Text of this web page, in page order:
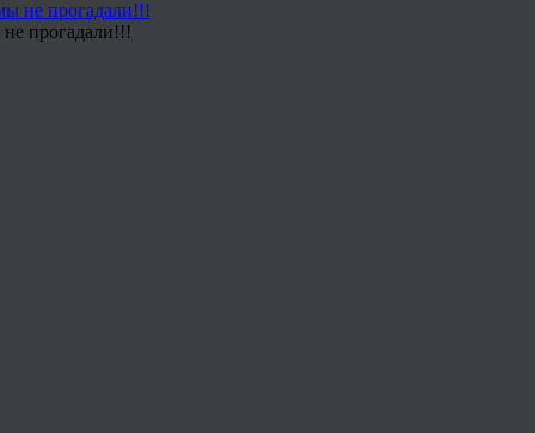
прогадали!!!